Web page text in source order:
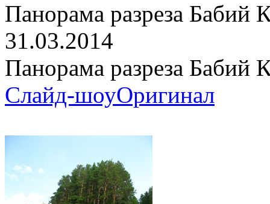
Панорама разреза Бабий
31.03.2014
Панорама разреза Бабий
Слайд-шоуОригинал